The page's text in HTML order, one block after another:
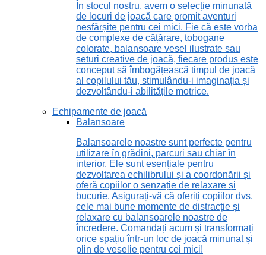
În stocul nostru, avem o selecție minunată
de locuri de joacă care promit aventuri
nesfârșite pentru cei mici. Fie că este vorba
de complexe de cățărare, tobogane
colorate, balansoare vesel ilustrate sau
seturi creative de joacă, fiecare produs este
conceput să îmbogățească timpul de joacă
al copilului tău, stimulându-i imaginația și
dezvoltându-i abilitățile motrice.
Echipamente de joacă
Balansoare
Balansoarele noastre sunt perfecte pentru
utilizare în grădini, parcuri sau chiar în
interior. Ele sunt esențiale pentru
dezvoltarea echilibrului și a coordonării și
oferă copiilor o senzație de relaxare și
bucurie. Asigurați-vă că oferiți copiilor dvs.
cele mai bune momente de distracție și
relaxare cu balansoarele noastre de
încredere. Comandați acum și transformați
orice spațiu într-un loc de joacă minunat și
plin de veselie pentru cei mici!